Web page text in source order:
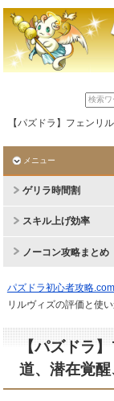
【パズドラ】フェンリ
メニュー
ゲリラ時間割
スキル上げ効率
ノーコン攻略まとめ
パズドラ初心者攻略
リルヴィズの評価と使
【パズドラ
道、潜在覚